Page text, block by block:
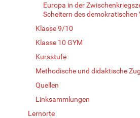
Europa in der
Scheitern des
Klasse 9/10
Klasse 10 GYM
Kursstufe
Methodische und didaktische
Quellen
Linksammlungen
Lernorte